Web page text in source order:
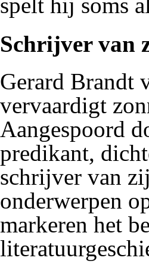
spelt hij soms
Schrijver van
Gerard Brandt
vervaardigt
Aangespoord
predikant,
schrijver van
onderwerpen
markeren het